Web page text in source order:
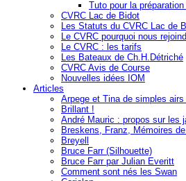
Tuto pour la
CVRC Lac de Bidot
Les Statuts du CVRC Lac de
Le CVRC pourquoi nous
Le CVRC : les tarifs
Les Bateaux de Ch.H.Détriché
CVRC Avis de Course
Nouvelles idées IOM
Articles
Arpege et Tina de simples
Brillant !
André Mauric : propos sur les
Breskens, Franz, Mémoires
Breyell
Bruce Farr (Silhouette)
Bruce Farr par Julian Everitt
Comment sont nés les Swan